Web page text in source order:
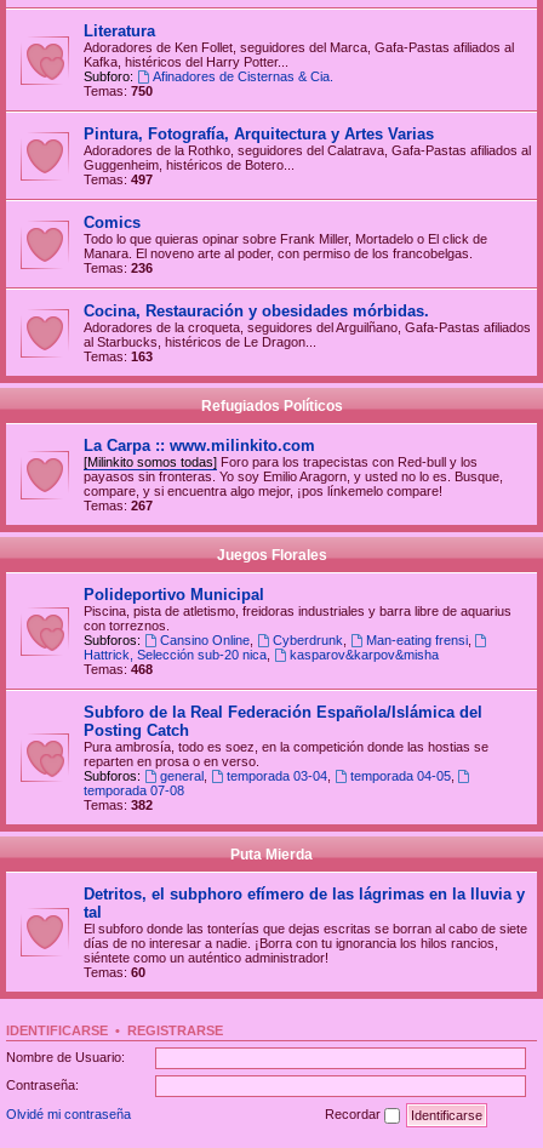
Literatura
Adoradores de Ken Follet, seguidores del Marca, Gafa-Pastas afiliados al
Kafka, histéricos del Harry Potter...
Subforo:
Afinadores de Cisternas & Cia.
Temas: 750
Pintura, Fotografía, Arquitectura y Artes Varias
Adoradores de la Rothko, seguidores del Calatrava, Gafa-Pastas afiliados al
Guggenheim, histéricos de Botero...
Temas: 497
Comics
Todo lo que quieras opinar sobre Frank Miller, Mortadelo o El click de
Manara. El noveno arte al poder, con permiso de los francobelgas.
Temas: 236
Cocina, Restauración y obesidades mórbidas.
Adoradores de la croqueta, seguidores del Arguilñano, Gafa-Pastas afiliados
al Starbucks, histéricos de Le Dragon...
Temas: 163
Refugiados Políticos
La Carpa :: www.milinkito.com
[Milinkito somos todas] Foro para los trapecistas con Red-bull y los
payasos sin fronteras. Yo soy Emilio Aragorn, y usted no lo es. Busque,
compare, y si encuentra algo mejor, ¡pos línkemelo compare!
Temas: 267
Juegos Florales
Polideportivo Municipal
Piscina, pista de atletismo, freidoras industriales y barra libre de aquarius
con torreznos.
Subforos:
Cansino Online, Cyberdrunk Man-eating frensi,
Hattrick, Selección sub-20 nica
kasparov&karpov&misha
Temas: 468
Subforo de la Real Federación Española/Islámica del
Posting Catch
Pura ambrosía, todo es soez, en la competición donde las hostias se
reparten en prosa o en verso.
Subforos:
general, temporada 03-04, temporada 04-05,
temporada 07-08
Temas: 382
Puta Mierda
Detritos, el subphoro efímero de las lágrimas en la lluvia y
tal
El subforo donde las tonterías que dejas escritas se borran al cabo de siete
días de no interesar a nadie. ¡Borra con tu ignorancia los hilos rancios,
siéntete como un auténtico administrador!
Temas: 60
IDENTIFICARSE • REGISTRARSE
Nombre de Usuario:
Contraseña:
Olvidé mi contraseña
Recordar